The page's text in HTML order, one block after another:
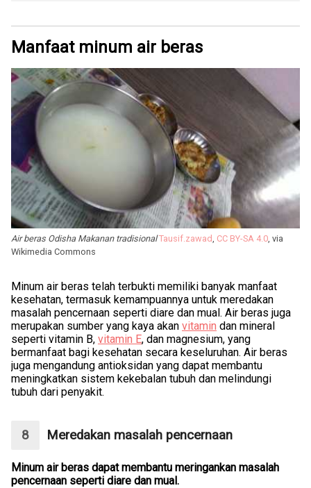
Manfaat minum air beras
Air beras Odisha Makanan tradisionalTausif.zawad, CC BY-SA 4.0, via
Wikimedia Commons
Minum air beras telah terbukti memiliki banyak manfaat
kesehatan, termasuk kemampuannya untuk meredakan
masalah pencernaan seperti diare dan mual. Air beras juga
merupakan sumber yang kaya akan vitamin dan mineral
seperti vitamin B, vitamin E, dan magnesium, yang
bermanfaat bagi kesehatan secara keseluruhan. Air beras
juga mengandung antioksidan yang dapat membantu
meningkatkan sistem kekebalan tubuh dan melindungi
tubuh dari penyakit.
Meredakan masalah pencernaan
Minum air beras dapat membantu meringankan masalah
pencernaan seperti diare dan mual.